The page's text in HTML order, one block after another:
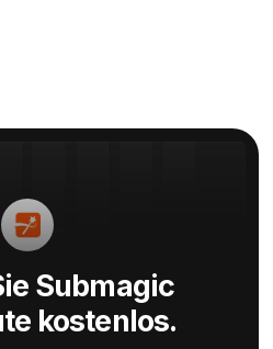
Submagic
kostenlos.